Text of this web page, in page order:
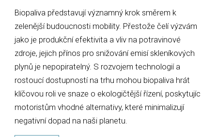
Biopaliva představují významný krok směrem k
zelenější budoucnosti mobility. Přestože čelí výzvám
jako je produkční efektivita a vliv na potravinové
zdroje, jejich přínos pro snižování emisí skleníkových
plynů je nepopiratelný. S rozvojem technologií a
rostoucí dostupností na trhu mohou biopaliva hrát
klíčovou roli ve snaze o ekologičtější řízení, poskytujíc
motoristům vhodné alternativy, které minimalizují
negativní dopad na naši planetu.